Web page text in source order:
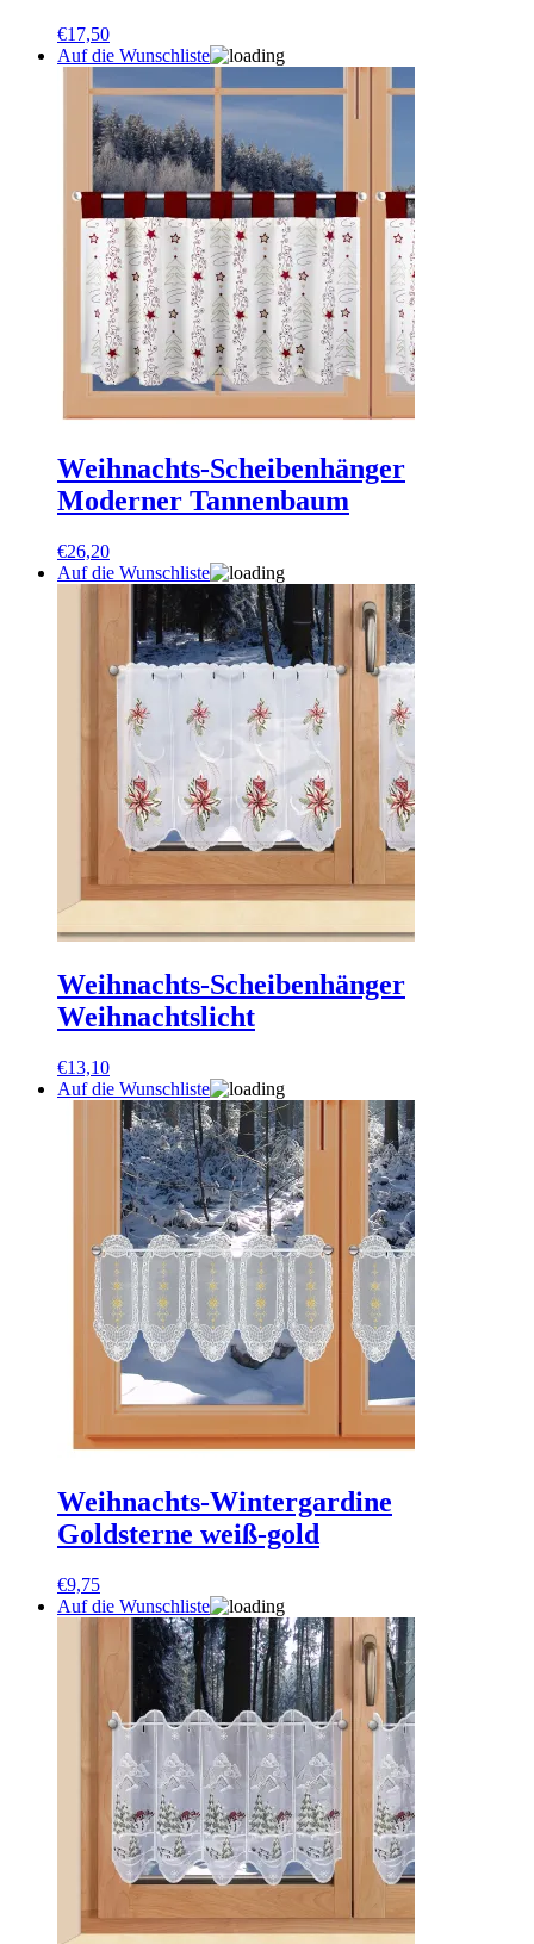
€17,50
Auf die Wunschliste
Weihnachts-Scheibenhänger
Moderner Tannenbaum
€26,20
Auf die Wunschliste
Weihnachts-Scheibenhänger
Weihnachtslicht
€13,10
Auf die Wunschliste
Weihnachts-Wintergardine
Goldsterne weiß-gold
€9,75
Auf die Wunschliste